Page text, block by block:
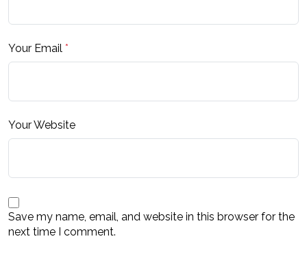
Your Email *
Your Website
Save my name, email, and website in this browser for the
next time I comment.